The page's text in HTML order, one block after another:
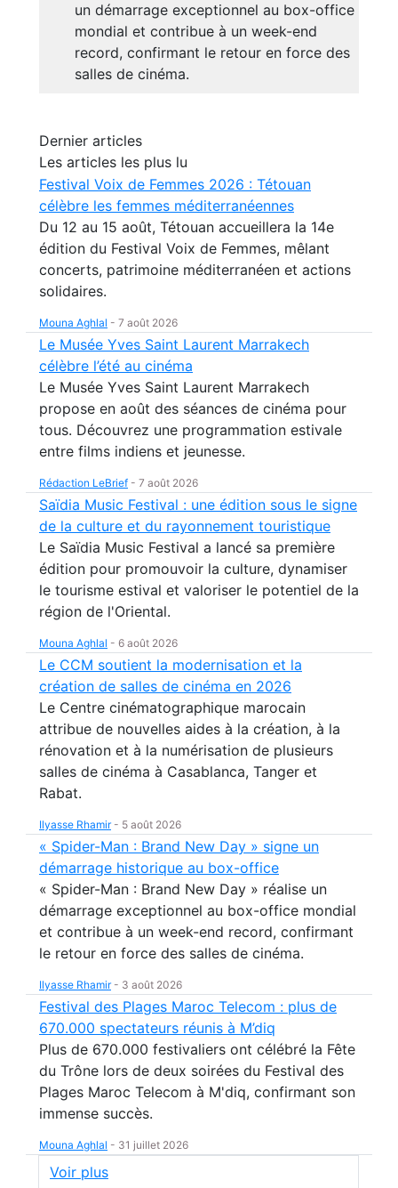
un démarrage exceptionnel au box-office
mondial et contribue à un week-end
record, confirmant le retour en force des
salles de cinéma.
Dernier articles
Les articles les plus lu
Festival Voix de Femmes 2026 : Tétouan
célèbre les femmes méditerranéennes
Du 12 au 15 août, Tétouan accueillera la 14e
édition du Festival Voix de Femmes, mêlant
concerts, patrimoine méditerranéen et actions
solidaires.
Mouna Aghlal - 7 août 2026
Le Musée Yves Saint Laurent Marrakech
célèbre l’été au cinéma
Le Musée Yves Saint Laurent Marrakech
propose en août des séances de cinéma pour
tous. Découvrez une programmation estivale
entre films indiens et jeunesse.
Rédaction LeBrief - 7 août 2026
Saïdia Music Festival : une édition sous le signe
de la culture et du rayonnement touristique
Le Saïdia Music Festival a lancé sa première
édition pour promouvoir la culture, dynamiser
le tourisme estival et valoriser le potentiel de la
région de l'Oriental.
Mouna Aghlal - 6 août 2026
Le CCM soutient la modernisation et la
création de salles de cinéma en 2026
Le Centre cinématographique marocain
attribue de nouvelles aides à la création, à la
rénovation et à la numérisation de plusieurs
salles de cinéma à Casablanca, Tanger et
Rabat.
Ilyasse Rhamir- 5 août 2026
« Spider-Man : Brand New Day » signe un
démarrage historique au box-office
« Spider-Man : Brand New Day » réalise un
démarrage exceptionnel au box-office mondial
et contribue à un week-end record, confirmant
le retour en force des salles de cinéma.
Ilyasse Rhamir- 3 août 2026
Festival des Plages Maroc Telecom : plus de
670.000 spectateurs réunis à M’diq
Plus de 670.000 festivaliers ont célébré la Fête
du Trône lors de deux soirées du Festival des
Plages Maroc Telecom à M'diq, confirmant son
immense succès.
Mouna Aghlal - 31 juillet 2026
Voir plus